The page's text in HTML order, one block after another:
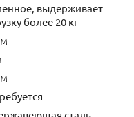
выдерживает
более 20 кг